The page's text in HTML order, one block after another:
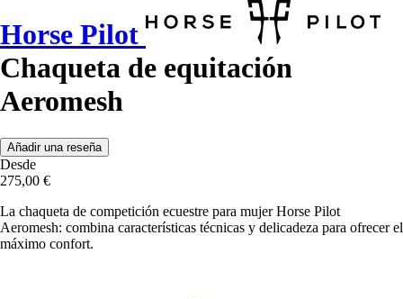
Horse Pilot
Chaqueta de equitación
Aeromesh
Añadir una reseña
Desde
275,00 €
La chaqueta de competición ecuestre para mujer Horse Pilot
Aeromesh: combina características técnicas y delicadeza para ofrecer el
máximo confort.